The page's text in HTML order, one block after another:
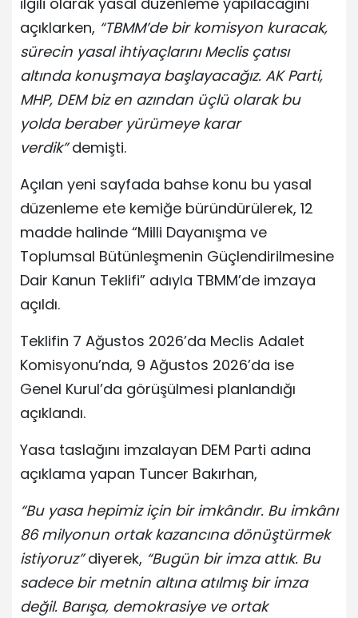
açıklarken, “TBMM’de bir komisyon kuracak,
sürecin yasal ihtiyaçlarını Meclis çatısı
altında konuşmaya başlayacağız. AK Parti,
MHP, DEM biz en azından üçlü olarak bu
yolda beraber yürümeye karar
verdik”demişti.
Açılan yeni sayfada bahse konu bu yasal
düzenleme ete kemiğe büründürülerek, 12
madde halinde “Milli Dayanışma ve
Toplumsal Bütünleşmenin Güçlendirilmesine
Dair Kanun Teklifi” adıyla TBMM’de imzaya
açıldı.
Teklifin 7 Ağustos 2026’da Meclis Adalet
Komisyonu’nda, 9 Ağustos 2026’da ise
Genel Kurul’da görüşülmesi planlandığı
açıklandı.
Yasa taslağını imzalayan DEM Parti adına
açıklama yapan Tuncer Bakırhan,
“Bu yasa hepimiz için bir imkândır. Bu imkânı
86 milyonun ortak kazancına dönüştürmek
istiyoruz”diyerek, “Bugün bir imza attık. Bu
sadece bir metnin altına atılmış bir imza
değil. Barışa, demokrasiye ve ortak